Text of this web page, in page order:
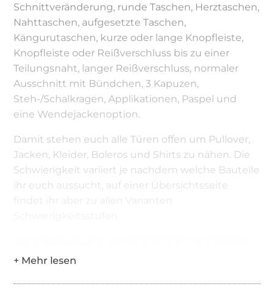
Schnittveränderung, runde Taschen, Herztaschen,
Nahttaschen, aufgesetzte Taschen,
Kängurutaschen, kurze oder lange Knopfleiste,
Knopfleiste oder Reißverschluss bis zu einer
Teilungsnaht, langer Reißverschluss, normaler
Ausschnitt mit Bündchen, 3 Kapuzen,
Steh-/Schalkragen, Applikationen, Paspel und
eine Wendejackenoption.
Damit stehen euch alle Türen offen um Pullover,
Jacken, Kleider, Boleros und Shirts zu nähen. Die
Schwierigkeit variiert je nachdem welche Bauteile
ihr euch aussucht, auf einer Übersichtsseite
Umfangs sehr übersichtlich, dank eines